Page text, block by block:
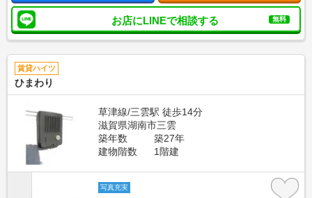
お店にLINEで相談する 無料
賃貸ハイツ
ひまわり
草津線/三雲駅 徒歩14分
滋賀県湖南市三雲
築年数
築27年
建物階数
1階建
写真充実